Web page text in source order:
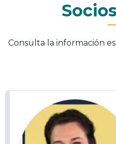
Consulta la información